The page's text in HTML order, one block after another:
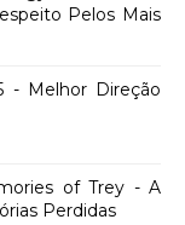
Pelos Mais
- Melhor Direção
of Trey - A
Perdidas